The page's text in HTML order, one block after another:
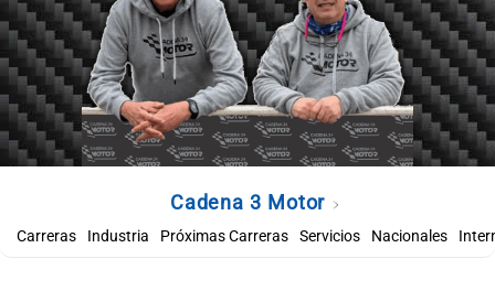
Cadena 3 Motor
Carreras Industria Próximas Carreras Servicios Nacionales